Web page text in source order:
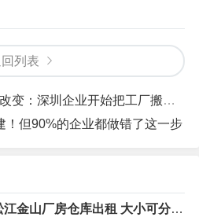
列表
：深圳企业开始把工厂搬到珠海
！但90%的企业都做错了这一步
江金山厂房仓库出租 大小可分割